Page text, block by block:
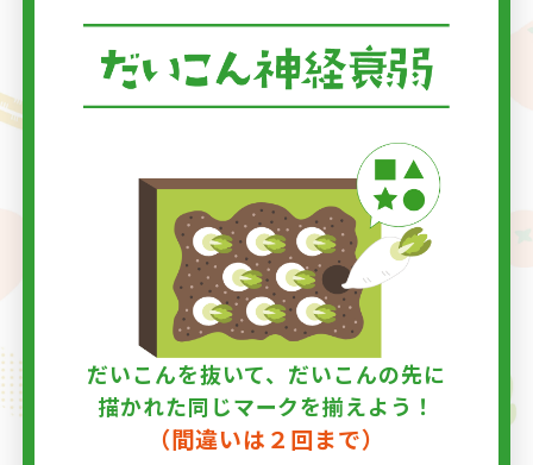
だいこんを抜いて、だいこんの先に
描かれた同じマークを揃えよう！
（間違いは２回まで）